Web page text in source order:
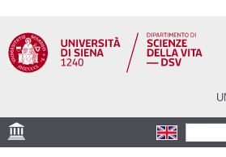
contenuto
principale